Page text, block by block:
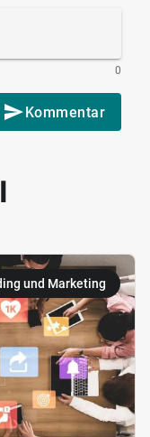
0
Kommentar
und Marketing